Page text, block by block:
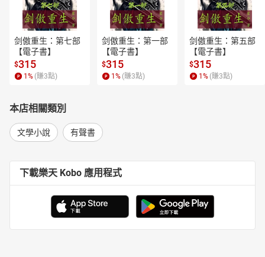
剑傲重生：第七部
【電子書】
$315
1 % (賺3點)
剑傲重生：第一部
【電子書】
$315
1 % (賺3點)
剑傲重生：第五部
【電子書】
$315
1 % (賺3點)
本店相關類別
文學小說 有聲書
下載樂天 Kobo 應用程式